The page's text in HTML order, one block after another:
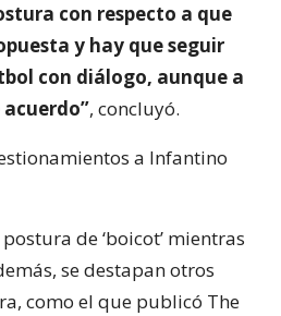
con respecto a que
y hay que seguir
con diálogo, aunque a
, concluyó.
a Infantino
de ‘boicot’ mientras
se destapan otros
como el que publicó The